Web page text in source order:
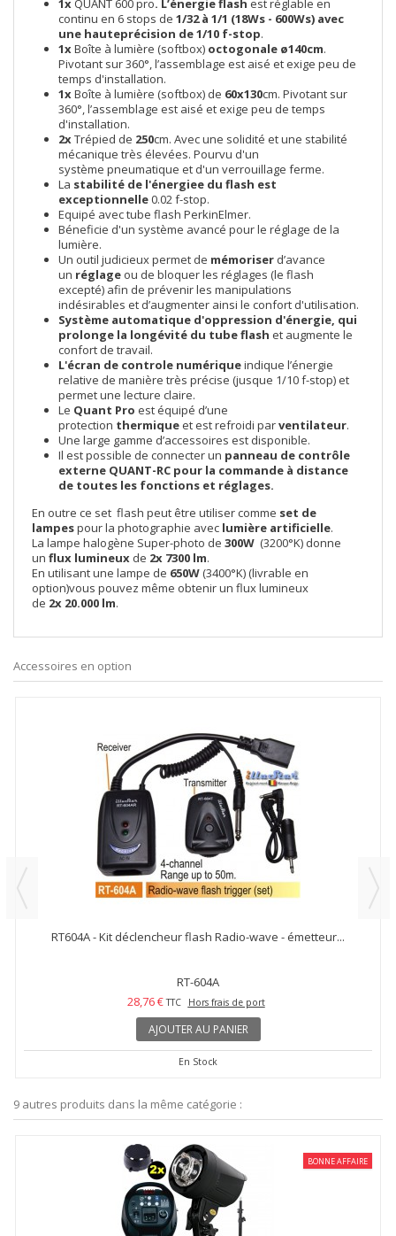
1x QUANT 600 pro. L’énergie flash est réglable en
continu en 6 stops de 1/32 à 1/1 (18Ws - 600Ws) avec
une hauteprécision de 1/10 f-stop.
1xBoîte à lumière (softbox) octogonale ø140cm.
Pivotant sur 360°, l’assemblage est aisé et exige peu de
temps d'installation.
1xBoîte à lumière (softbox) de 60x130cm. Pivotant sur
360°, l’assemblage est aisé et exige peu de temps
d'installation.
2xTrépied de 250cm. Avec une solidité et une stabilité
mécanique très élevées. Pourvu d'un
système pneumatique et d'un verrouillage ferme.
La stabilité de l'énergiee du flash est
exceptionnelle0.02 f-stop.
Equipé avec tube flash PerkinElmer.
Béneficie d'un système avancé pour le réglage de la
lumière.
Un outil judicieux permet de mémoriser d’avance
un réglage ou de bloquer les réglages (le flash
excepté) afin de prévenir les manipulations
indésirables et d’augmenter ainsi le confort d'utilisation.
Système automatique d'oppression d'énergie, qui
prolonge la longévité du tube flash et augmente le
confort de travail.
L'écran de controle numériqueindique l’énergie
relative de manière très précise (jusque 1/10 f-stop) et
permet une lecture claire.
Le Quant Pro est équipé d’une
protection thermique et est refroidi parventilateur.
Une large gamme d’accessoires est disponible.
Il est possible de connecter un panneau de contrôle
externe QUANT-RC pour la commande à distance
de toutes les fonctions et réglages.
En outre ce set flash peut être utiliser comme set de
lampespour la photographie avec lumière artificielle.
La lampe halogène Super-photo de 300W (3200°K) donne
un flux lumineux de 2x 7300 lm.
En utilisant une lampe de 650W (3400°K) (livrable en
option)vous pouvez même obtenir un flux lumineux
de 2x 20.000 lm.
Accessoires en option
RT604A - Kit déclencheur flash Radio-wave - émetteur...
RT-604A
28,76 € TTC Hors frais de port
AJOUTER AU PANIER
En Stock
9 autres produits dans la même catégorie :
BONNE AFFAIRE